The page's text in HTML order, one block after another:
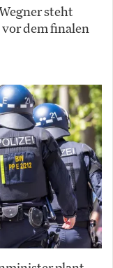
steht
dem finalen